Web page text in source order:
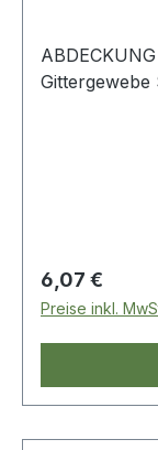
Regulärer
6,07 €
Preise inkl.